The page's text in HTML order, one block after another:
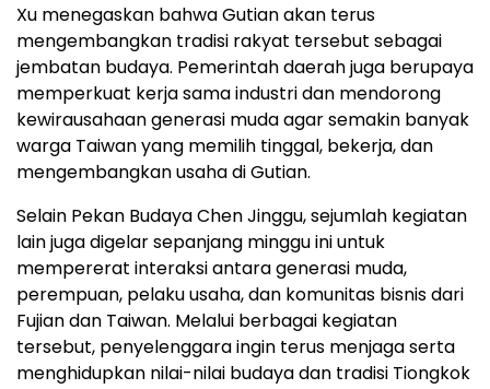
Xu menegaskan bahwa Gutian akan terus
mengembangkan tradisi rakyat tersebut sebagai
jembatan budaya. Pemerintah daerah juga berupaya
memperkuat kerja sama industri dan mendorong
kewirausahaan generasi muda agar semakin banyak
warga Taiwan yang memilih tinggal, bekerja, dan
mengembangkan usaha di Gutian.
Selain Pekan Budaya Chen Jinggu, sejumlah kegiatan
lain juga digelar sepanjang minggu ini untuk
mempererat interaksi antara generasi muda,
perempuan, pelaku usaha, dan komunitas bisnis dari
Fujian dan Taiwan. Melalui berbagai kegiatan
tersebut, penyelenggara ingin terus menjaga serta
menghidupkan nilai-nilai budaya dan tradisi Tiongkok